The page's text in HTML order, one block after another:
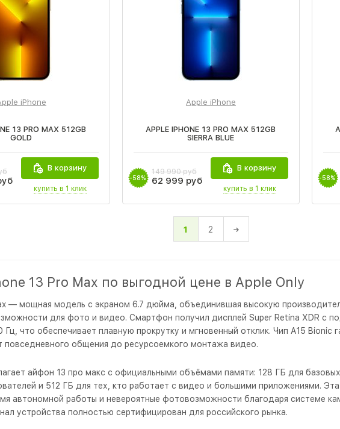
iPhone
13 PRO MAX 512GB
GOLD
В корзину
купить в 1 клик
Apple iPhone
APPLE IPHONE 13 PRO MAX 512GB
SIERRA BLUE
-58%
149 990 руб
62 999 руб
В корзину
купить в 1 клик
-58%
1 2
13 Pro Max по выгодной цене в Apple Only
— мощная модель с экраном 6.7 дюйма, объединившая высокую
для фото и видео. Смартфон получил дисплей Super Retina XDR с
Гц, что обеспечивает плавную прокрутку и мгновенный отклик. Чип A15 Bionic
повседневного общения до ресурсоемкого монтажа видео.
айфон 13 про макс с официальными объёмами памяти: 128 ГБ для
и 512 ГБ для тех, кто работает с видео и большими приложениями.
автономной работы и невероятные фотовозможности благодаря системе
устройства полностью сертифицирован для российского рынка.